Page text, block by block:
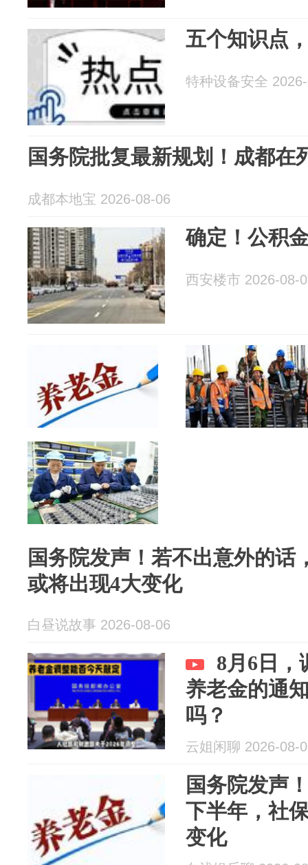
五个知识点
特种设备安全
国务院批复最新规划！成都在
成都本地宝 2026-08-06
确定！公积
西安楼市 2026-08-
国务院发声！若不出意外的话
或将出现4大变化
白昼说故事 2026-08-06
8月6日，
养老金的通
吗？
云姐闲聊 2026-08-
国务院发声
下半年，社
变化